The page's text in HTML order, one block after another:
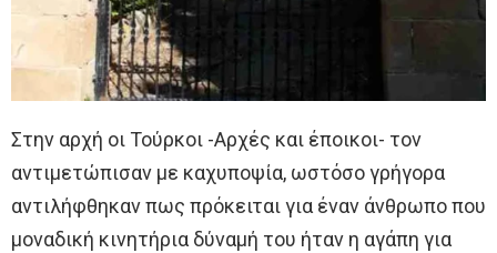
Στην αρχή οι Τούρκοι -Αρχές και έποικοι- τον
αντιμετώπισαν με καχυποψία, ωστόσο γρήγορα
αντιλήφθηκαν πως πρόκειται για έναν άνθρωπο που
μοναδική κινητήρια δύναμή του ήταν η αγάπη για